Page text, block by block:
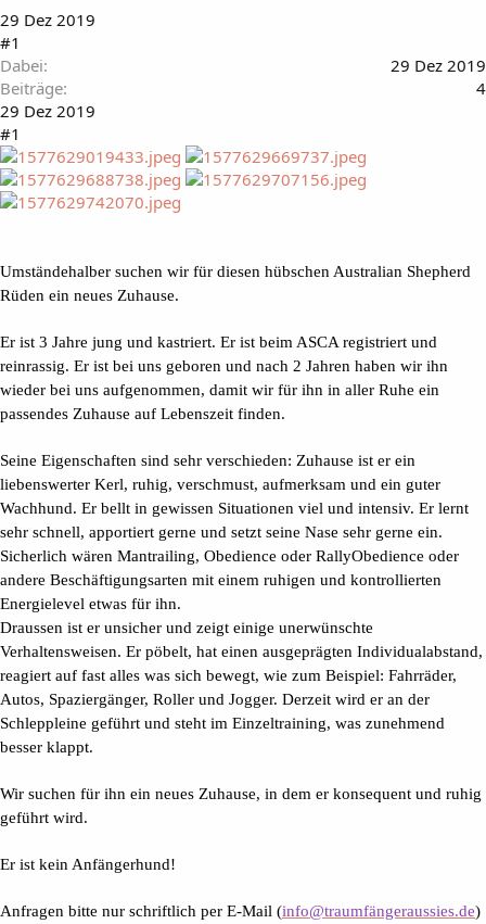
r
29 Dez 2019
#1
Dabei
29 Dez 2019
Beiträge
4
29 Dez 2019
#1
Umständehalber suchen wir für diesen hübschen Australian Shepherd
Rüden ein neues Zuhause.
Er ist 3 Jahre jung und kastriert. Er ist beim ASCA registriert und
reinrassig. Er ist bei uns geboren und nach 2 Jahren haben wir ihn
wieder bei uns aufgenommen, damit wir für ihn in aller Ruhe ein
passendes Zuhause auf Lebenszeit finden.
Seine Eigenschaften sind sehr verschieden: Zuhause ist er ein
liebenswerter Kerl, ruhig, verschmust, aufmerksam und ein guter
Wachhund. Er bellt in gewissen Situationen viel und intensiv. Er lernt
sehr schnell, apportiert gerne und setzt seine Nase sehr gerne ein.
Sicherlich wären Mantrailing, Obedience oder RallyObedience oder
andere Beschäftigungsarten mit einem ruhigen und kontrollierten
Energielevel etwas für ihn.
Draussen ist er unsicher und zeigt einige unerwünschte
Verhaltensweisen. Er pöbelt, hat einen ausgeprägten Individualabstand,
reagiert auf fast alles was sich bewegt, wie zum Beispiel: Fahrräder,
Autos, Spaziergänger, Roller und Jogger. Derzeit wird er an der
Schleppleine geführt und steht im Einzeltraining, was zunehmend
besser klappt.
Wir suchen für ihn ein neues Zuhause, in dem er konsequent und ruhig
geführt wird.
Er ist kein Anfängerhund!
Anfragen bitte nur schriftlich per E-Mail (info@traumfängeraussies.de)